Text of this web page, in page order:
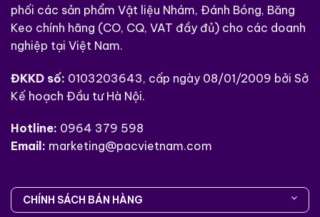
mài mòn dễ dàng
Vật liệu không dệt mở rộng của sản phẩm
giúp chống tắc nghẽn và có thể sử dụng khô,
Miếng chà nhám 3M 7447 đa năng 6 x 9″ có
phối các sản phẩm Vật liệu Nhám, Đánh Bóng, Băng
Keo chính hãng (CO, CQ, VAT đầy đủ) cho các doanh
nghiệp tại Việt Nam.
ĐKKD số: 0103203643, cấp ngày 08/01/2009 bởi Sở
Kế hoạch Đầu tư Hà Nội.
Hotline: 0964 379 598
Email: marketing@pacvietnam.com
CHÍNH SÁCH BÁN HÀNG